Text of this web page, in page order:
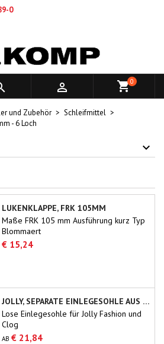
0
 0
und Zubehör
Schleifmittel
- 6 Loch
LUKENKLAPPE, FRK 105MM
Maße FRK 105 mm Ausführung kurz Typ
Blommaert
€ 15,24
JOLLY, SEPARATE EINLEGESOHLE AUS KORK
Lose Einlegesohle für Jolly Fashion und
Clog
AB € 21,84